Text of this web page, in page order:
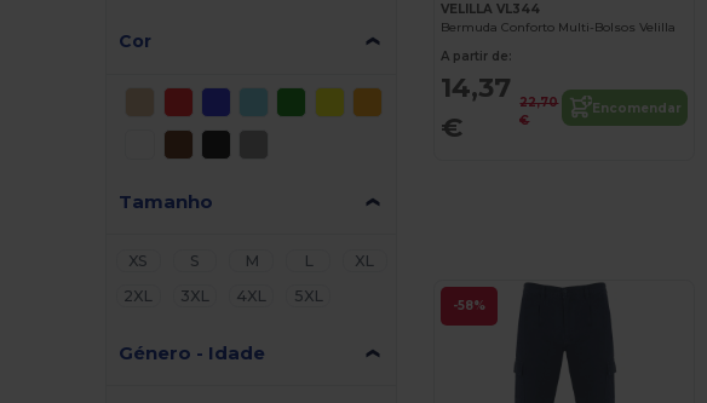
Cor
Tamanho
XS S M L
XL
2XL
3XL 4XL 5XL
Género - Idade
VELILLA VL344
Bermuda Conforto Multi-Bolsos Velilla
A partir de:
14,37
€
22,70
€
Encomendar
-58%